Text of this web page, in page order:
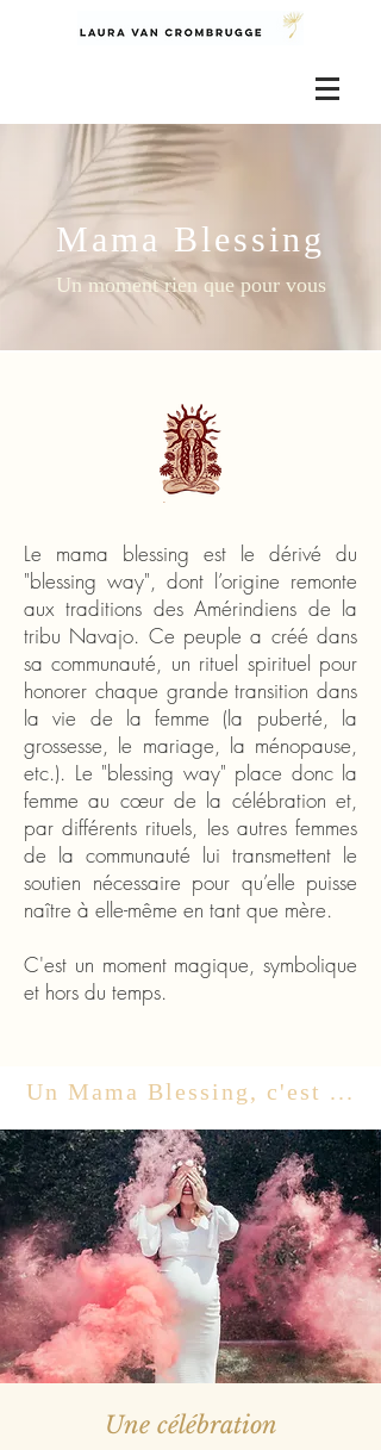
Mama Blessing
Un moment rien que pour vous
Le mama blessing est le dérivé du
"blessing way", dont l’origine remonte
aux traditions des Amérindiens de la
tribu Navajo. Ce peuple a créé dans
sa communauté, un rituel spirituel pour
honorer chaque grande transition dans
la vie de la femme (la puberté, la
grossesse, le mariage, la ménopause,
etc.). Le "blessing way" place donc la
femme au cœur de la célébration et,
par différents rituels, les autres femmes
de la communauté lui transmettent le
soutien nécessaire pour qu’elle puisse
naître à elle-même en tant que mère.
C'est un moment magique, symbolique
et hors du temps.
Un Mama Blessing, c'est ...
Une célébration